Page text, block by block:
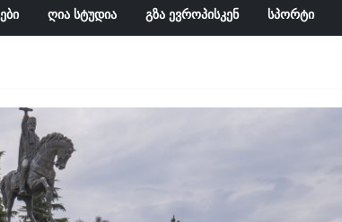
ᲦᲘᲐ ᲡᲢᲣᲓᲘᲐ ᲒᲖᲐ ᲔᲕᲠᲝᲞᲘᲡᲙᲔᲜ ᲡᲞᲝᲠᲢᲘ